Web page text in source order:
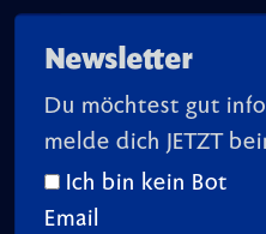
Newsletter
Du möchtest gut
melde dich JETZT
Ich bin kein Bot
Email